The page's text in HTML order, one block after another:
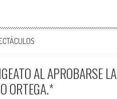
AL APROBARSE LA
ORTEGA.*